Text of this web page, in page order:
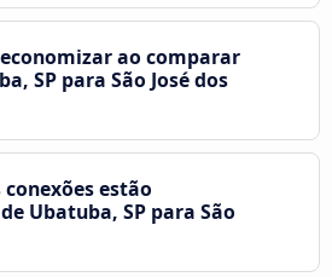
ao comparar
SP para São José dos
estão
Ubatuba, SP para São